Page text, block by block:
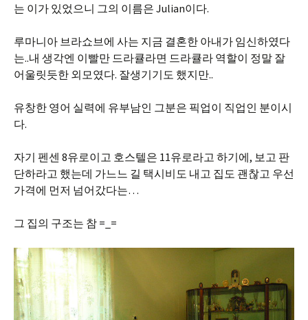
는 이가 있었으니 그의 이름은 Julian이다.
루마니아 브라쇼브에 사는 지금 결혼한 아내가 임신하였다
는..내 생각엔 이빨만 드라큘라면 드라큘라 역할이 정말 잘
어울릿듯한 외모였다. 잘생기기도 했지만..
유창한 영어 실력에 유부남인 그분은 픽업이 직업인 분이시
다.
자기 펜센 8유로이고 호스텔은 11유로라고 하기에, 보고 판
단하라고 했는데 가느느 길 택시비도 내고 집도 괜찮고 우선
가격에 먼저 넘어갔다는…
그 집의 구조는 참 =_=